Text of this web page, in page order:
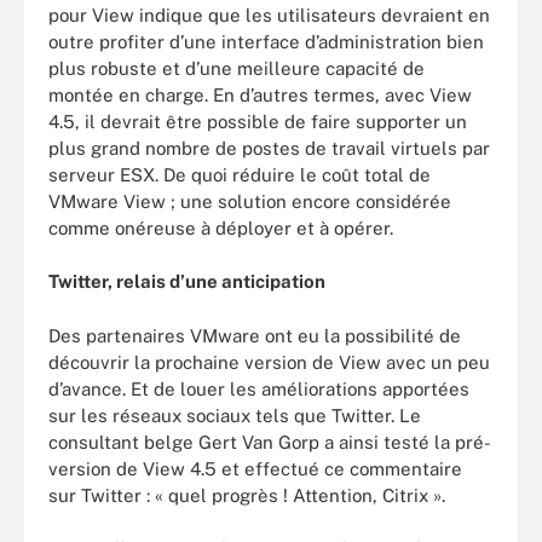
pour View indique que les utilisateurs devraient en
outre profiter d’une interface d’administration bien
plus robuste et d’une meilleure capacité de
montée en charge. En d’autres termes, avec View
4.5, il devrait être possible de faire supporter un
plus grand nombre de postes de travail virtuels par
serveur ESX. De quoi réduire le coût total de
VMware View ; une solution encore considérée
comme onéreuse à déployer et à opérer.
Twitter, relais d’une anticipation
Des partenaires VMware ont eu la possibilité de
découvrir la prochaine version de View avec un peu
d’avance. Et de louer les améliorations apportées
sur les réseaux sociaux tels que Twitter. Le
consultant belge Gert Van Gorp a ainsi testé la pré-
version de View 4.5 et effectué ce commentaire
sur Twitter : « quel progrès ! Attention, Citrix ».